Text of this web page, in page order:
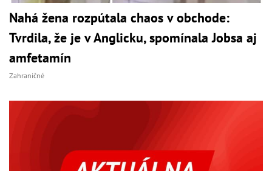
Nahá žena rozpútala chaos v obchode:
Tvrdila, že je v Anglicku, spomínala Jobsa aj
amfetamín
Zahraničné